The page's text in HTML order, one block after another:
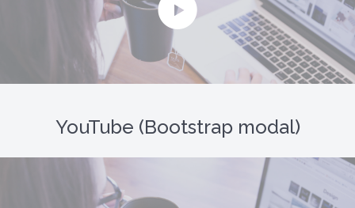
YouTube (Bootstrap modal)